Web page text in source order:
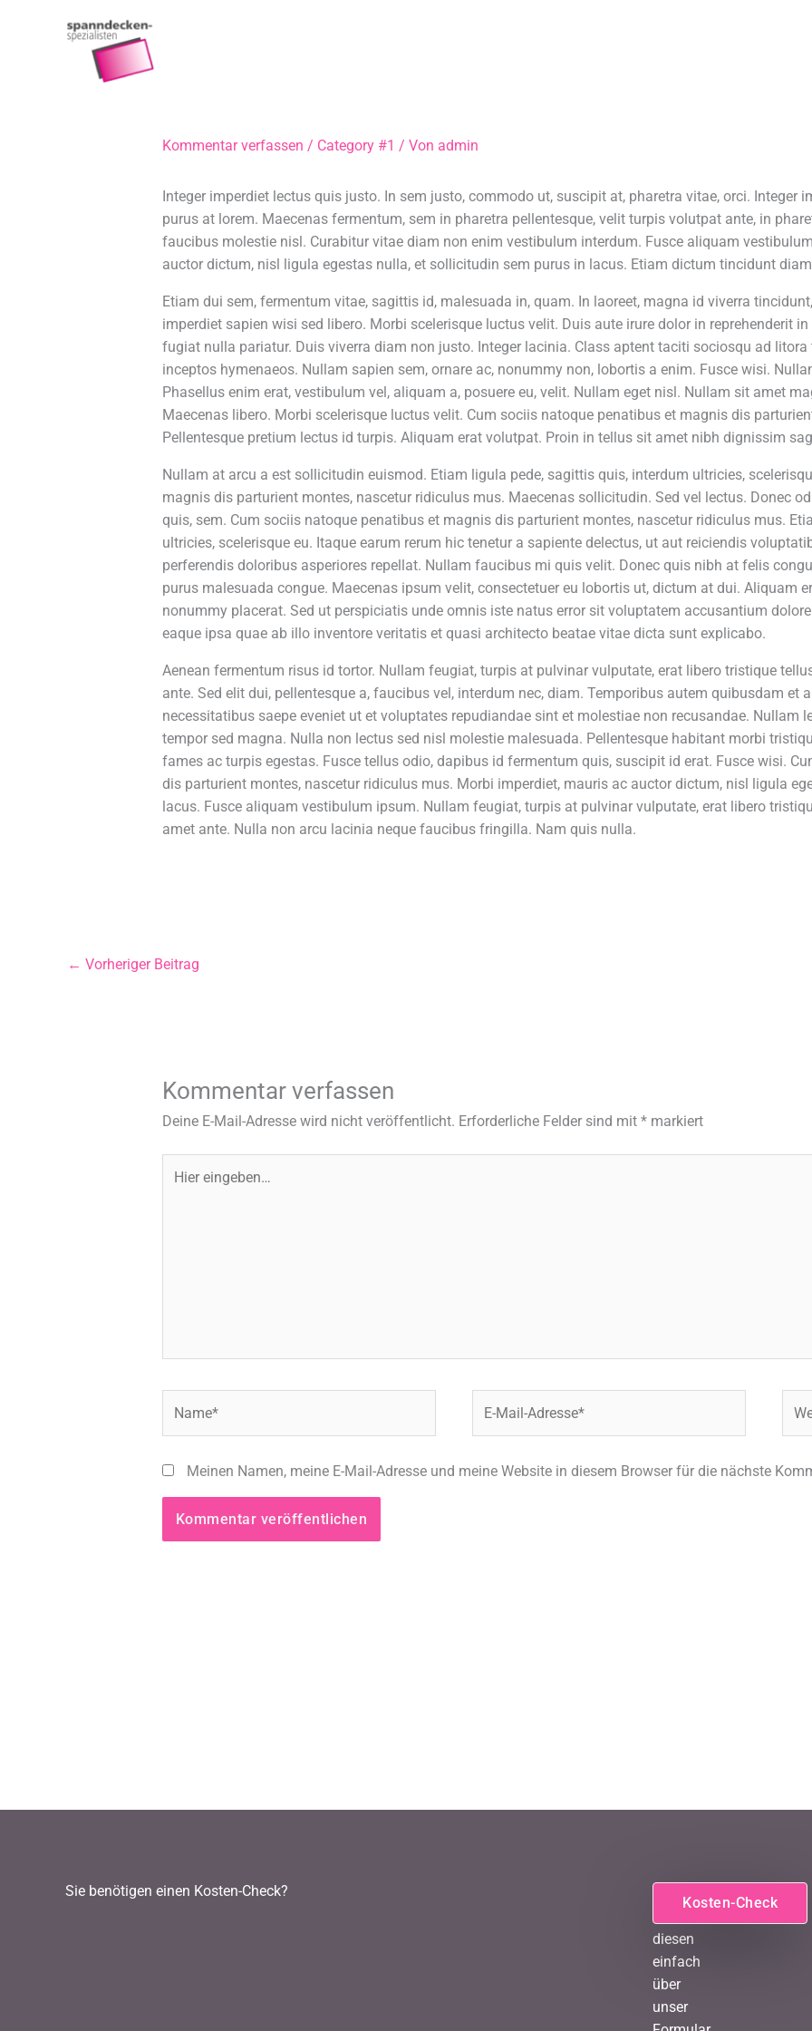
Kommentar verfassen / Category #1 / Von admin
Integer imperdiet lectus quis justo. In sem justo, commodo ut, suscipit at, pharetra vitae, orci. Integer
purus at lorem. Maecenas fermentum, sem in pharetra pellentesque, velit turpis volutpat ante, in
faucibus molestie nisl. Curabitur vitae diam non enim vestibulum interdum. Fusce aliquam
auctor dictum, nisl ligula egestas nulla, et sollicitudin sem purus in lacus. Etiam dictum tincidunt
Etiam dui sem, fermentum vitae, sagittis id, malesuada in, quam. In laoreet, magna id viverra
imperdiet sapien wisi sed libero. Morbi scelerisque luctus velit. Duis aute irure dolor in reprehenderit
fugiat nulla pariatur. Duis viverra diam non justo. Integer lacinia. Class aptent taciti sociosqu ad litora
inceptos hymenaeos. Nullam sapien sem, ornare ac, nonummy non, lobortis a enim. Fusce wisi.
Phasellus enim erat, vestibulum vel, aliquam a, posuere eu, velit. Nullam eget nisl. Nullam sit amet
Maecenas libero. Morbi scelerisque luctus velit. Cum sociis natoque penatibus et magnis dis
Pellentesque pretium lectus id turpis. Aliquam erat volutpat. Proin in tellus sit amet nibh dignissim
Nullam at arcu a est sollicitudin euismod. Etiam ligula pede, sagittis quis, interdum ultricies,
magnis dis parturient montes, nascetur ridiculus mus. Maecenas sollicitudin. Sed vel lectus. Donec
quis, sem. Cum sociis natoque penatibus et magnis dis parturient montes, nascetur ridiculus mus.
ultricies, scelerisque eu. Itaque earum rerum hic tenetur a sapiente delectus, ut aut reiciendis
perferendis doloribus asperiores repellat. Nullam faucibus mi quis velit. Donec quis nibh at felis
purus malesuada congue. Maecenas ipsum velit, consectetuer eu lobortis ut, dictum at dui. Aliquam
nonummy placerat. Sed ut perspiciatis unde omnis iste natus error sit voluptatem accusantium
eaque ipsa quae ab illo inventore veritatis et quasi architecto beatae vitae dicta sunt explicabo.
Aenean fermentum risus id tortor. Nullam feugiat, turpis at pulvinar vulputate, erat libero tristique
ante. Sed elit dui, pellentesque a, faucibus vel, interdum nec, diam. Temporibus autem quibusdam et
necessitatibus saepe eveniet ut et voluptates repudiandae sint et molestiae non recusandae. Nullam
tempor sed magna. Nulla non lectus sed nisl molestie malesuada. Pellentesque habitant morbi
fames ac turpis egestas. Fusce tellus odio, dapibus id fermentum quis, suscipit id erat. Fusce wisi.
dis parturient montes, nascetur ridiculus mus. Morbi imperdiet, mauris ac auctor dictum, nisl ligula
lacus. Fusce aliquam vestibulum ipsum. Nullam feugiat, turpis at pulvinar vulputate, erat libero
amet ante. Nulla non arcu lacinia neque faucibus fringilla. Nam quis nulla.
← Vorheriger Beitrag
Kommentar verfassen
Deine E-Mail-Adresse wird nicht veröffentlicht. Erforderliche Felder sind mit *markiert
eingeben…
Mail-
Meinen Namen, meine E-Mail-Adresse und meine Website in diesem Browser für die nächste
Sie benötigen einen Kosten-Check?
Fordern
Sie
diesen
einfach
über
unser
Kosten-Check